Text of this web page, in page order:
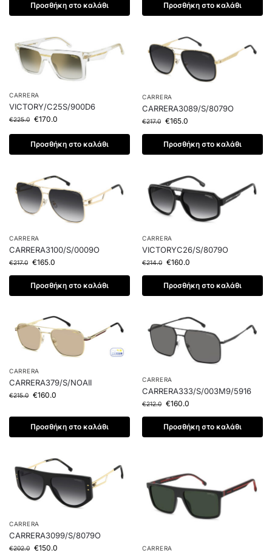
Προσθήκη στο καλάθι Προσθήκη στο καλάθι
CARRERA
VICTORY/C25S/900D6
€225.0 €170.0
Προσθήκη στο καλάθι
CARRERA
CARRERA3089/S/8079O
€217.0 €165.0
Προσθήκη στο καλάθι
CARRERA
CARRERA3100/S/0009O
€217.0 €165.0
Προσθήκη στο καλάθι
CARRERA
VICTORYC26/S/8079O
€214.0 €160.0
Προσθήκη στο καλάθι
CARRERA
CARRERA379/S/NOAII
€215.0 €160.0
Προσθήκη στο καλάθι
CARRERA
CARRERA333/S/003M9/5916
€212.0 €160.0
Προσθήκη στο καλάθι
CARRERA
CARRERA3099/S/8079O
€202.0 €150.0 CARRERA